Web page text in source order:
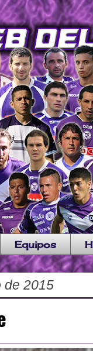
Equipos
de 2015